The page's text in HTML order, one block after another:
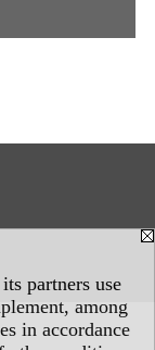
partners use
among
in accordance